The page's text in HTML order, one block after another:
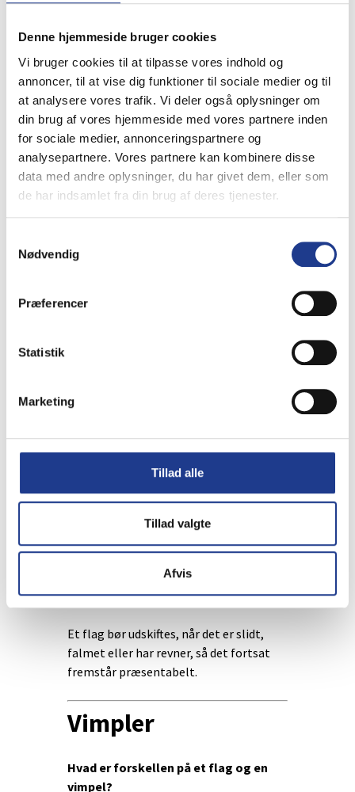
Denne hjemmeside bruger cookies
Vi bruger cookies til at tilpasse vores indhold og
annoncer, til at vise dig funktioner til sociale medier og til
at analysere vores trafik. Vi deler også oplysninger om
din brug af vores hjemmeside med vores partnere inden
for sociale medier, annonceringspartnere og
analysepartnere. Vores partnere kan kombinere disse
data med andre oplysninger, du har givet dem, eller som
de har indsamlet fra din brug af deres tjenester.
Nødvendig
Præferencer
Statistik
Marketing
Tillad alle
Tillad valgte
Afvis
Hvilke flag tilbyder Dano Mast?
Dano Mast tilbyder Dannebrogsflag i
forskellige størrelser, så flaget kan
tilpasses den valgte flagstang.
Hvordan vælger man den rigtige
størrelse flag?
korrekte udtryk og sikre, at flaget
Hvornår må man hejse Dannebrog?
overensstemmelse med gældende
Et flag holder længst, når det tages ned
i kraftig blæst og rengøres efter
bliver snavset.
Hvornår bør et flag udskiftes?
Et flag bør udskiftes, når det er slidt,
falmet eller har revner, så det fortsat
fremstår præsentabelt.
Vimpler
Hvad er forskellen på et flag og en
vimpel?